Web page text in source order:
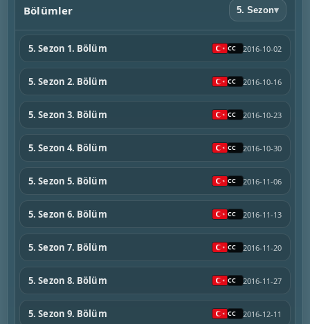
Bölümler 5. Sezon▾
5. Sezon 1. Bölüm 2016-10-02
5. Sezon 2. Bölüm 2016-10-16
5. Sezon 3. Bölüm 2016-10-23
5. Sezon 4. Bölüm 2016-10-30
5. Sezon 5. Bölüm 2016-11-06
5. Sezon 6. Bölüm 2016-11-13
5. Sezon 7. Bölüm 2016-11-20
5. Sezon 8. Bölüm 2016-11-27
5. Sezon 9. Bölüm 2016-12-11